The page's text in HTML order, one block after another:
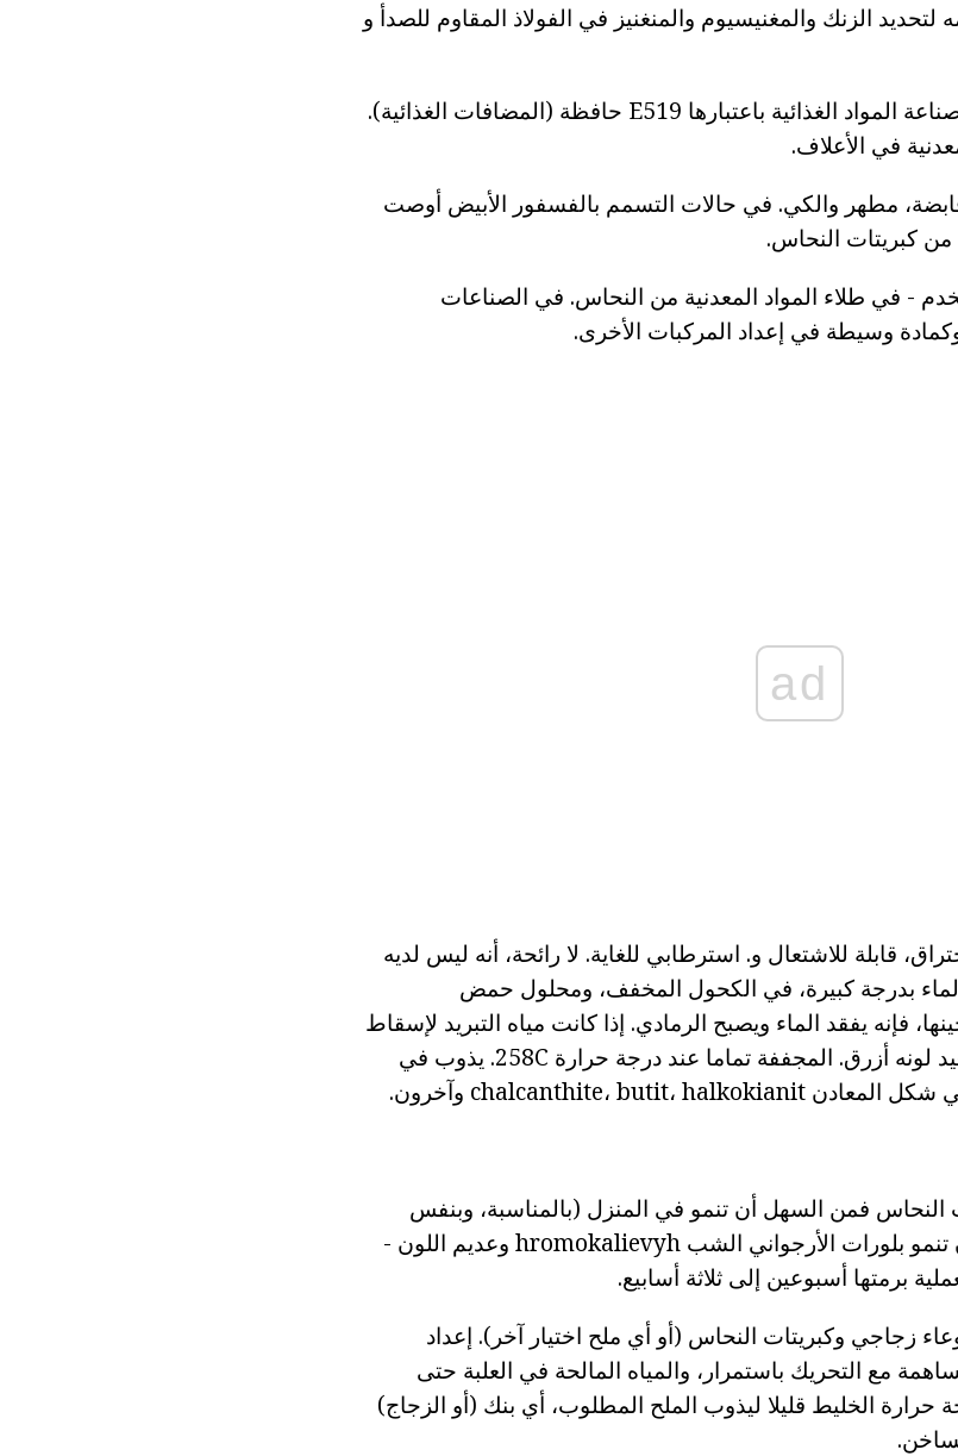
الزنك والمغنيسيوم والمنغنيز في الفولاذ المقاوم للصدأ و
وتستخدم كبريتات النحاس في صناعة المواد الغذائية باعتبارها E519 حافظة (المضافات الغذائية).
في الأعلاف.
مطهر والكي. في حالات التسمم بالفسفور الأبيض أوصت
- في طلاء المواد المعدنية من النحاس. في الصناعات
وسيطة في إعداد المركبات الأخرى.
ad
قابلة للاشتعال و. استرطابي للغاية. لا رائحة، أنه ليس لديه
بدرجة كبيرة، في الكحول المخفف، ومحلول حمض
فإنه يفقد الماء ويصبح الرمادي. إذا كانت مياه التبريد لإسقاط
على مسحوق رمادي، فإنه يستعيد لونه أزرق. المجففة تماما عند درجة حرارة 258C. يذوب في
النحاس فمن السهل أن تنمو في المنزل (بالمناسبة، وبنفس
الطريقة سيكون من الممكن أن تنمو بلورات الأرجواني الشب hromokalievyh وعديم اللون -
برمتها أسبوعين إلى ثلاثة أسابيع.
زجاجي وكبريتات النحاس (أو أي ملح اختيار آخر). إعداد
مع التحريك باستمرار، والمياه المالحة في العلبة حتى
الخليط قليلا ليذوب الملح المطلوب، أي بنك (أو الزجاج)